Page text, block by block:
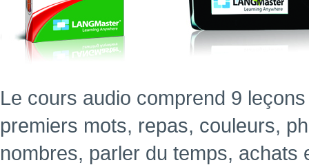
Le cours audio comprend 9
premiers mots, repas, couleurs,
nombres, parler du temps, achats